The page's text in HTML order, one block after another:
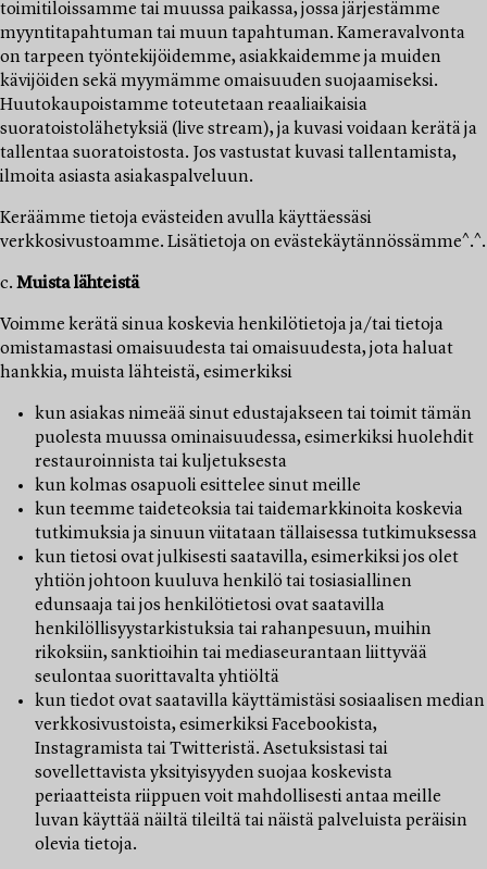
toimitiloissamme tai muussa paikassa, jossa järjestämme
myyntitapahtuman tai muun tapahtuman. Kameravalvonta
on tarpeen työntekijöidemme, asiakkaidemme ja muiden
kävijöiden sekä myymämme omaisuuden suojaamiseksi.
Huutokaupoistamme toteutetaan reaaliaikaisia
suoratoistolähetyksiä (live stream), ja kuvasi voidaan kerätä ja
tallentaa suoratoistosta. Jos vastustat kuvasi tallentamista,
ilmoita asiasta asiakaspalveluun.
Keräämme tietoja evästeiden avulla käyttäessäsi
verkkosivustoamme. Lisätietoja on evästekäytännössämme^.^.
c. Muista lähteistä
Voimme kerätä sinua koskevia henkilötietoja ja/tai tietoja
omistamastasi omaisuudesta tai omaisuudesta, jota haluat
hankkia, muista lähteistä, esimerkiksi
kun asiakas nimeää sinut edustajakseen tai toimit tämän
puolesta muussa ominaisuudessa, esimerkiksi huolehdit
restauroinnista tai kuljetuksesta
kun kolmas osapuoli esittelee sinut meille
kun teemme taideteoksia tai taidemarkkinoita koskevia
tutkimuksia ja sinuun viitataan tällaisessa tutkimuksessa
kun tietosi ovat julkisesti saatavilla, esimerkiksi jos olet
yhtiön johtoon kuuluva henkilö tai tosiasiallinen
edunsaaja tai jos henkilötietosi ovat saatavilla
henkilöllisyystarkistuksia tai rahanpesuun, muihin
rikoksiin, sanktioihin tai mediaseurantaan liittyvää
seulontaa suorittavalta yhtiöltä
kun tiedot ovat saatavilla käyttämistäsi sosiaalisen median
verkkosivustoista, esimerkiksi Facebookista,
Instagramista tai Twitteristä. Asetuksistasi tai
sovellettavista yksityisyyden suojaa koskevista
periaatteista riippuen voit mahdollisesti antaa meille
luvan käyttää näiltä tileiltä tai näistä palveluista peräisin
olevia tietoja.